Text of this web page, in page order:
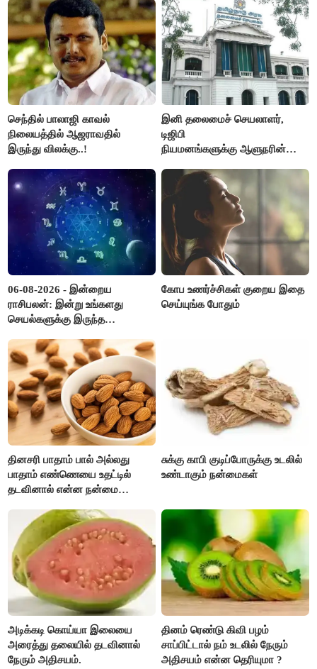
செந்தில் பாலாஜி காவல்
நிலையத்தில் ஆஜராவதில்
இருந்து விலக்கு..!
இனி தலைமைச் செயலாளர்,
டிஜிபி
நியமனங்களுக்கு ஆளுநரின்
தமிழ்நாடு அரசு அதிரடி..!
06-08-2026 - இன்றைய
ராசிபலன்: இன்று உங்களது
செயல்களுக்கு இருந்த
எதிர்பார்த்த உதவிகள் கிடைக்கும்.
பணவரத்து கூடும்..!
கோப உணர்ச்சிகள் குறைய இதை
செய்யுங்க போதும்
தினசரி பாதாம் பால் அல்லது
பாதாம் எண்ணெயை உதட்டில்
தடவினால் என்ன நன்மை
சுக்கு காபி குடிப்போருக்கு உடலில்
உண்டாகும் நன்மைகள்
அடிக்கடி கொய்யா இலையை
அரைத்து தலையில் தடவினால்
நேரும் அதிசயம்.
தினம் ரெண்டு கிவி பழம்
சாப்பிட்டால் நம் உடலில் நேரும்
அதிசயம் என்ன தெரியுமா ?